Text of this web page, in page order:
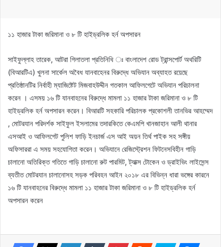
১১ হাজার টাকা জরিমানা ও ৮ টি হাইড্রলিক হর্ন অপসারন
সাইফুল্লাহ তারেক, আটরা গিলাতলা প্রতিনিধি ঃ বাংলাদেশ রোড ট্রান্সপোর্ট অথরিটি
(বিআরটিএ) খুলনা সার্কেল অবৈধ যানবাহেনর বিরুদ্ধে অভিযান অব্যাহত রয়েছে
প্রতিষ্ঠানটির নির্বাহী ম্যাজিষ্টেট মিজবাহউদ্দীন গতকাল আফিলগেটে অভিযান পরিচালনা
করেন । এসময় ১৬ টি যানবাহনের বিরুদ্ধে মামলা ১১ হাজার টাকা জরিমানা ও ৮ টি
হাইড্রলিক হর্ন অপসারন করেন। বিআরটি সহকারি পরিচালক প্রকোশলী তানভির আহম্মেদ
, মোটরযান পরিদর্শক সাইফুল ইসলামের তদারকিতে কেএমপি খানজাহান আলী থানার
এসআই ও আফিলগেট পুলিশ ফাড়ি ইনচার্জ এস আই অয়ন তির্থ পাইক সহ সঙ্গীয়
অফিসাররা এ সময় সহযোগিতা করেন। অভিযানে রেজিস্ট্রেশন ফিটনেসবিহীন গাড়ি
চালানো অতিরিক্ত গতিতে গাড়ি চালানো রুট পারমিট, ট্যাক্স টোকেন ও ড্রাইভিং লাইসেন্স
ব্যতীত মোটরযান চালানোসহ সড়ক পরিবহন আইন ২০১৮ এর বিভিন্ন ধারা ভঙ্গের কারনে
১৬ টি যানবাহনের বিরুদ্ধে মামলা ১১ হাজার টাকা জরিমানা ও ৮ টি হাইড্রলিক হর্ন
অপসারন করেন